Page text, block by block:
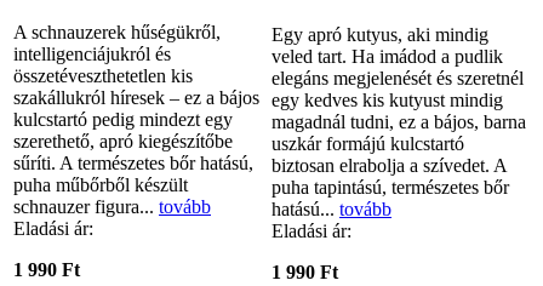
A schnauzerek hűségükről,
intelligenciájukról és
összetéveszthetetlen kis
szakállukról híresek – ez a bájos
kulcstartó pedig mindezt egy
szerethető, apró kiegészítőbe
sűríti. A természetes bőr hatású,
puha műbőrből készült
schnauzer figura... tovább
Eladási ár:
1 990 Ft
Egy apró kutyus, aki mindig
veled tart. Ha imádod a pudlik
elegáns megjelenését és szeretnél
egy kedves kis kutyust mindig
magadnál tudni, ez a bájos, barna
uszkár formájú kulcstartó
biztosan elrabolja a szívedet. A
puha tapintású, természetes bőr
hatású... tovább
Eladási ár:
1 990 Ft